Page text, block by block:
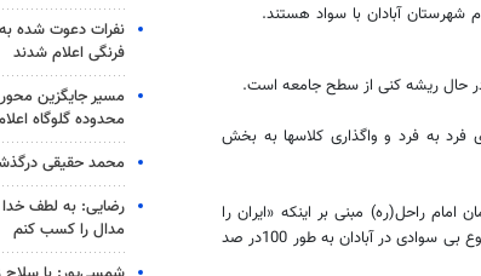
حال ریشه کنی از سطح جامعه است.
به فرد و واگذاری کلاسها به بخش
راحل(ره) مبنی بر اینکه «ایران را
سراسر مدرسه کنیم» یادآور شد: طبق برنامه ریزی صورت گرفته تا سال 93 موضوع بی سوادی در آبادان به طور 100در صد
نفرات دعوت شده
فرنگی اعلام شدند
مسیر جایگزین
محدوده گلوگاه
محمد حقیقی
رضایی: به لطف
مدال را کسب کنم